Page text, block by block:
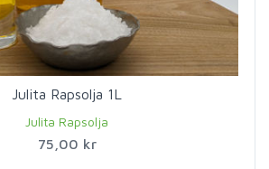
Julita Rapsolja 1L
Julita Rapsolja
75,00 kr